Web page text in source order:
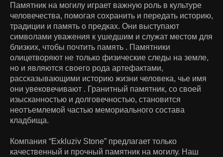
Памятник на могилу играет важную роль в культуре
человечества, помогая сохранить и передать историю,
традиции и память о предках. Они выступают
символами уважения к ушедшим и служат местом для
близких, чтобы почтить память . Памятники
олицетворяют не только физические следы на земле,
но и являются своего рода артефактами,
рассказывающими историю жизни человека, чье имя
они увековечивают . Гранитный памятник, со своей
изысканностью и долговечностью, становится
неотъемлемой частью мемориального состава
кладбища.
Компания “Exkluziv Stone” предлагает только
качественный и прочный памятник на могилу. Наш